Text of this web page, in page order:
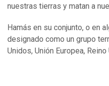
nuestras tierras y matan a
Hamás en su conjunto, o en
designado como un grupo
Unidos, Unión Europea,